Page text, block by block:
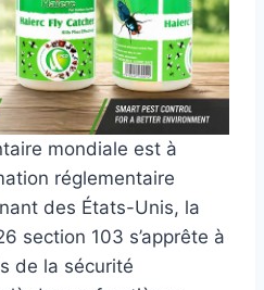
mondiale est à
réglementaire
des États-Unis, la
section 103 s’apprête à
de la sécurité